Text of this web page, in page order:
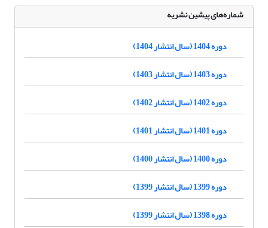
شماره‌های پیشین نشریه
دوره 1404 (سال انتشار 1404)
دوره 1403 (سال انتشار 1403)
دوره 1402 (سال انتشار 1402)
دوره 1401 (سال انتشار 1401)
دوره 1400 (سال انتشار 1400)
دوره 1399 (سال انتشار 1399)
دوره 1398 (سال انتشار 1399)